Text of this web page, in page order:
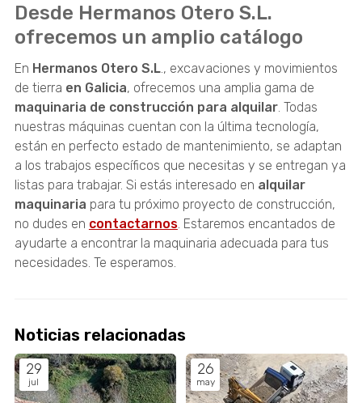
Desde Hermanos Otero S.L.
ofrecemos un amplio catálogo
En Hermanos Otero S.L., excavaciones y movimientos
de tierra en Galicia, ofrecemos una amplia gama de
maquinaria de construcción para alquilar. Todas
nuestras máquinas cuentan con la última tecnología,
están en perfecto estado de mantenimiento, se adaptan
a los trabajos específicos que necesitas y se entregan ya
listas para trabajar. Si estás interesado en alquilar
maquinaria para tu próximo proyecto de construcción,
no dudes en contactarnos. Estaremos encantados de
ayudarte a encontrar la maquinaria adecuada para tus
necesidades. Te esperamos.
Noticias relacionadas
29
jul
26
may